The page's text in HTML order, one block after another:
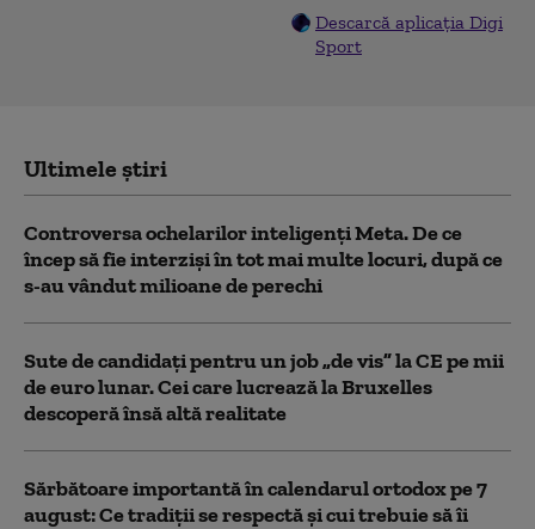
Descarcă aplicația Digi
Sport
Ultimele știri
Controversa ochelarilor inteligenți Meta. De ce
încep să fie interziși în tot mai multe locuri, după ce
s-au vândut milioane de perechi
Sute de candidați pentru un job „de vis” la CE pe mii
de euro lunar. Cei care lucrează la Bruxelles
descoperă însă altă realitate
Sărbătoare importantă în calendarul ortodox pe 7
august: Ce tradiții se respectă și cui trebuie să îi